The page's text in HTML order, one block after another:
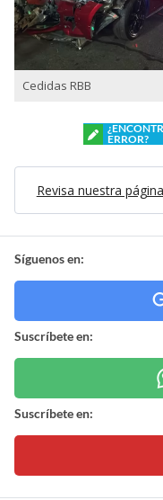
Cedidas RBB
ERROR?
Revisa nuestra
Síguenos en:
Suscríbete en:
Suscríbete en: